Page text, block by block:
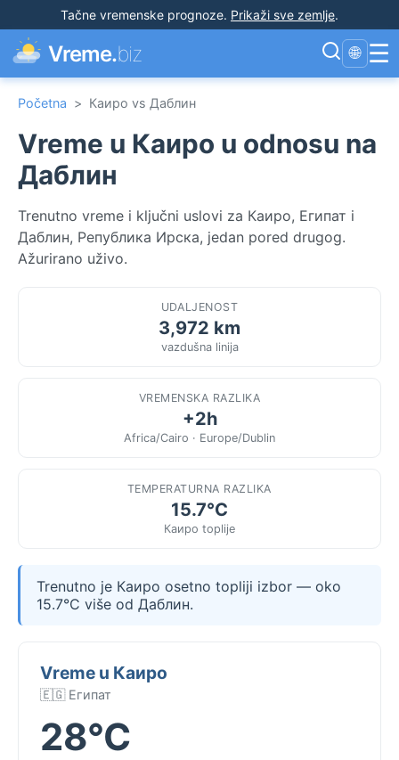
Tačne vremenske prognoze. Prikaži sve zemlje.
Vreme.biz 🌐 ☰
Početna > Каиро vs Даблин
Vreme u Каиро u odnosu na
Даблин
Trenutno vreme i ključni uslovi za Каиро, Египат i
Даблин, Република Ирска, jedan pored drugog.
Ažurirano uživo.
UDALJENOST
3,972 km
vazdušna linija
VREMENSKA RAZLIKA
+2h
Africa/Cairo · Europe/Dublin
TEMPERATURNA RAZLIKA
15.7°C
Каиро toplije
Trenutno je Каиро osetno topliji izbor — oko
15.7°C više od Даблин.
Vreme u Каиро
🇪🇬 Египат
28°C